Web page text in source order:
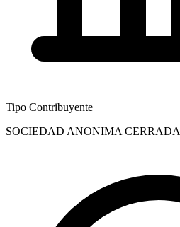
Tipo Contribuyente
SOCIEDAD ANONIMA CERRADA